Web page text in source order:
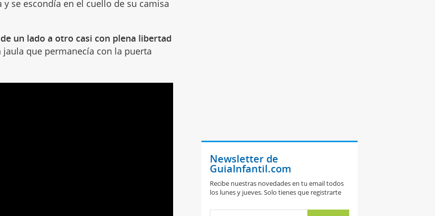
se escondía en el cuello de su camisa
un lado a otro casi con plena libertad
que permanecía con la puerta
Newsletter de
GuiaInfantil.com
Recibe nuestras novedades en tu email todos
los lunes y jueves. Solo tienes que registrarte